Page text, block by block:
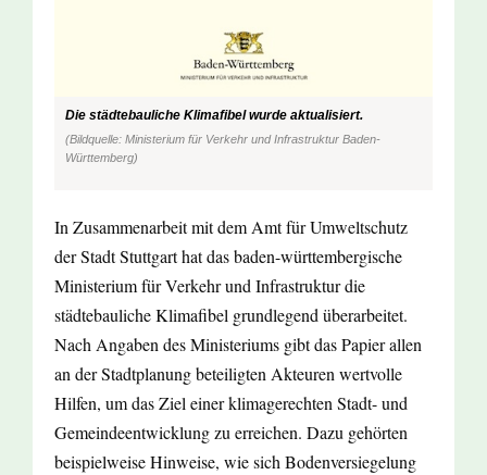
Die städtebauliche Klimafibel wurde aktualisiert.
(Bildquelle: Ministerium für Verkehr und Infrastruktur Baden-
Württemberg)
In Zusammenarbeit mit dem Amt für Umweltschutz
der Stadt Stuttgart hat das baden-württembergische
Ministerium für Verkehr und Infrastruktur die
städtebauliche Klimafibel grundlegend überarbeitet.
Nach Angaben des Ministeriums gibt das Papier allen
an der Stadtplanung beteiligten Akteuren wertvolle
Hilfen, um das Ziel einer klimagerechten Stadt- und
Gemeindeentwicklung zu erreichen. Dazu gehörten
beispielweise Hinweise, wie sich Bodenversiegelung